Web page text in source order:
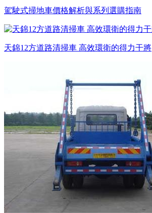
駕駛式掃地車價格解析與系列選購指南
天錦12方道路清掃車 高效環衛的得力干將